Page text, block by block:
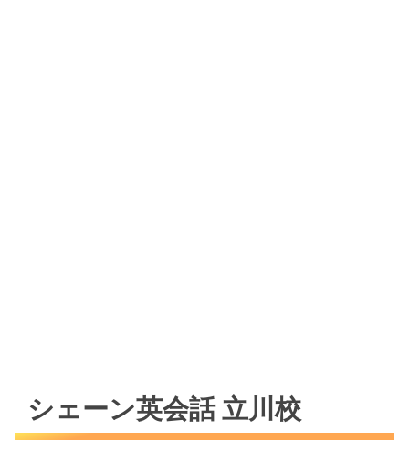
シェーン英会話 立川校